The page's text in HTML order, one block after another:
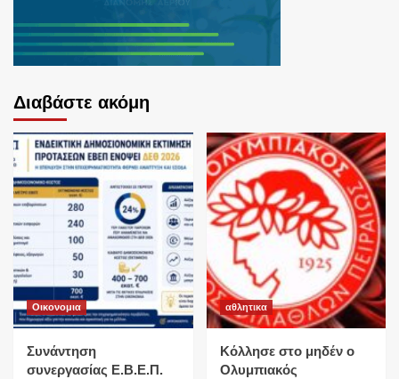
Διαβάστε ακόμη
Οικονομια
Συνάντηση
συνεργασίας Ε.Β.Ε.Π.
αθλητικα
Κόλλησε στο μηδέν ο
Ολυμπιακός